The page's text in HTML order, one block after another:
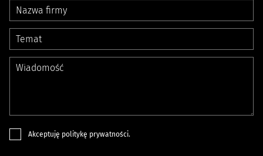
Akceptuję politykę prywatności.